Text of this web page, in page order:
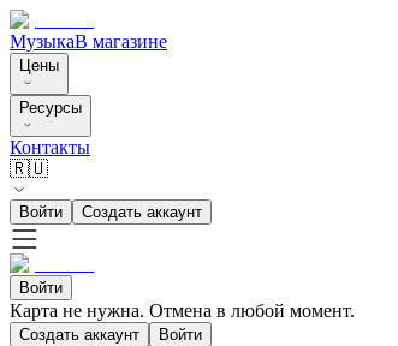
МузыкаВ магазине
Цены
Ресурсы
Контакты
🇷🇺
Войти Создать аккаунт
Войти
Карта не нужна. Отмена в любой момент.
Создать аккаунт Войти